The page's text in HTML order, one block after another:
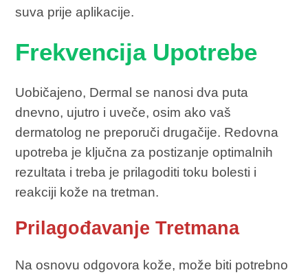
suva prije aplikacije.
Frekvencija Upotrebe
Uobičajeno, Dermal se nanosi dva puta
dnevno, ujutro i uveče, osim ako vaš
dermatolog ne preporuči drugačije. Redovna
upotreba je ključna za postizanje optimalnih
rezultata i treba je prilagoditi toku bolesti i
reakciji kože na tretman.
Prilagođavanje Tretmana
Na osnovu odgovora kože, može biti potrebno